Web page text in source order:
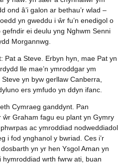
ond â’i galon ar bethau’r wlad –
yn gweddu i ŵr fu’n enedigol o
ei deulu yng Nghwm Senni
Morgannwg.
Pat a Steve. Erbyn hyn, mae Pat yn
lle mae’n ymroddgar ym
yn byw gerllaw Canberra,
ers ymfudo yn ddyn ifanc.
Cymraeg ganddynt. Pan
ŵr Graham fagu eu plant yn Gymry
ac ymroddiad nodweddiadol
i fod ynghanol y bwriad. Ces i’r
yn yr hen Ysgol Aman yn
wrth fwrw ati, buan